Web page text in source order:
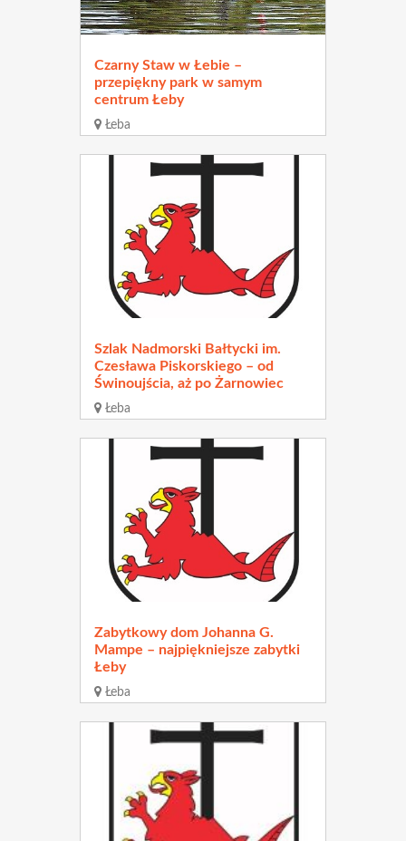
Czarny Staw w Łebie –
przepiękny park w samym
centrum Łeby
Łeba
Szlak Nadmorski Bałtycki im.
Czesława Piskorskiego – od
Świnoujścia, aż po Żarnowiec
Łeba
Zabytkowy dom Johanna G.
Mampe – najpiękniejsze zabytki
Łeby
Łeba